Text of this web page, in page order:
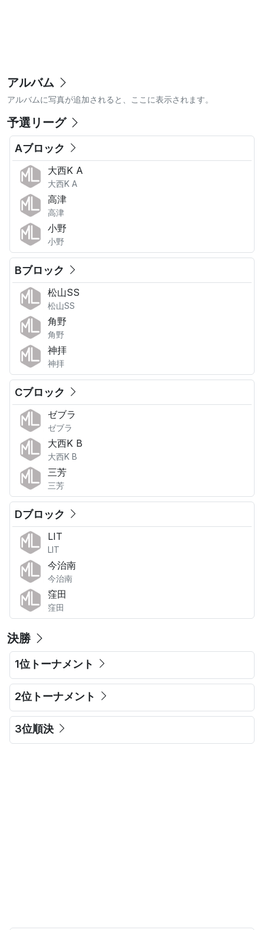
アルバム
アルバムに写真が追加されると、ここに表示されます。
予選リーグ
Aブロック
大西K A
大西K A
高津
高津
小野
小野
Bブロック
松山SS
松山SS
角野
角野
神拝
神拝
Cブロック
ゼブラ
ゼブラ
大西K B
大西K B
三芳
三芳
Dブロック
LIT
LIT
今治南
今治南
窪田
窪田
決勝
1位トーナメント
2位トーナメント
3位順決